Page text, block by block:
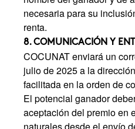
necesaria para su
renta.
8. COMUNICACIÓN Y
COCUNAT enviará un
julio de 2025 a la
facilitada en la orden de
El potencial ganador
aceptación del premio en